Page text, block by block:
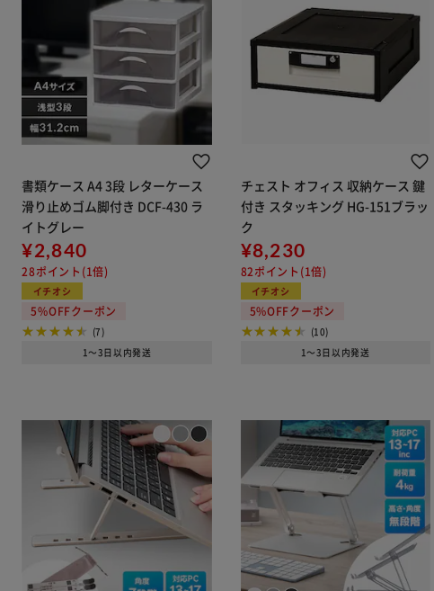
書類ケース A4 3段 レターケース
滑り止めゴム脚付き DCF-430 ラ
イトグレー
¥2,840
28ポイント(1倍)
イチオシ
5%OFFクーポン
(7)
1～3日以内発送
チェスト オフィス 収納ケース 鍵
付き スタッキング HG-151ブラッ
ク
¥8,230
82ポイント(1倍)
イチオシ
5%OFFクーポン
(10)
1～3日以内発送